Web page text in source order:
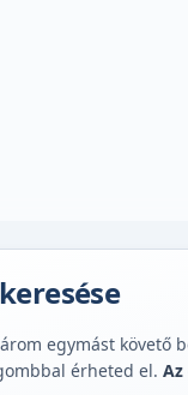
egymást követő
érheted el.